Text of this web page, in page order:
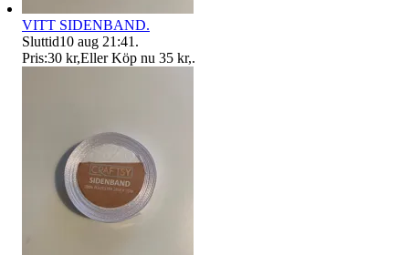
VITT SIDENBAND.
Sluttid10 aug 21:41 .
Pris:30 kr,Eller Köp nu 35 kr,.